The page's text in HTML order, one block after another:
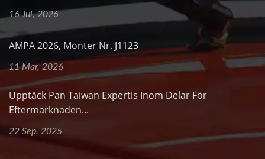
16 Jul, 2026
AMPA 2026, Monter Nr. J1123
11 Mar, 2026
Upptäck Pan Taiwan Expertis Inom Delar För
Eftermarknaden...
22 Sep, 2025